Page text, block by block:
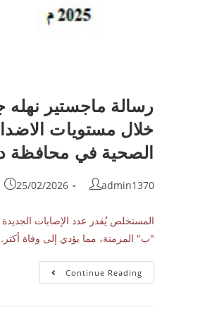
رسالة ماجستير
الصحية في محافظة
admin1370
25/02/2026
"ب" المزمنة، مما يؤدي إلى وفاة
Continue Reading